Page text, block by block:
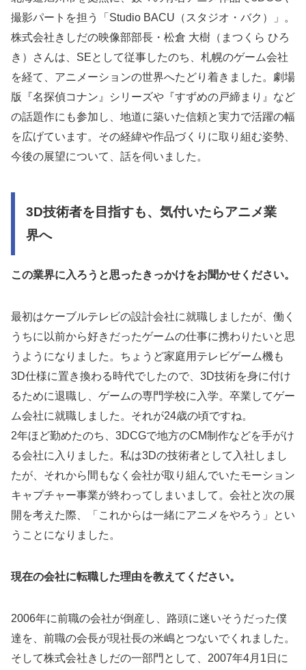
撮影パートを担う「Studio BACU（スタジオ・バク）」。
株式会社きしだの映像部部長・松倉 大樹（まつくら ひろ
き）さんは、SEとして従事したのち、札幌のゲーム会社
を経て、アニメーションの世界へたどり着きました。劇場
版『名探偵コナン』シリーズや『すずめの戸締まり』など
の話題作にも参加し、地道に築いた信頼と実力で活躍の幅
を広げています。その経緯や作品づくりに取り組む姿勢、
今後の展望について、話を伺いました。
3D技術者を目指すも、気付いたらアニメ業
界へ
この業界に入ろうと思ったきっかけをお聞かせください。
最初はケーブルテレビの設計会社に就職しましたが、働く
うちに以前から好きだったゲームの仕事に携わりたいと思
うようになりました。ちょうど家庭用テレビゲーム機も
3D仕様に置き換わる時代でしたので、3D技術を身に付け
るために退職し、ゲームの専門学校に入学。卒業してゲー
ム会社に就職しました。それが24歳の頃ですね。
2年ほど勤めたのち、3DCGで地方のCM制作などを手がけ
る会社に入りました。私は3Dの技術者として入社しまし
たが、それから間もなく会社が取り組んでいたモーション
キャプチャー事業が終わってしまいまして。会社と次の展
開を考えた際、「これからは一緒にアニメをやろう」とい
うことになりました。
現在の会社に転職した理由を教えてください。
2006年に前職の会社が倒産し、路頭に迷いそうだった僕
達を、前職の会長が現社長の米嶋とつないでくれました。
そして株式会社きしだの一部門として、2007年4月1日に